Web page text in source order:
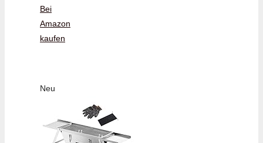
Bei
Amazon
kaufen
Neu